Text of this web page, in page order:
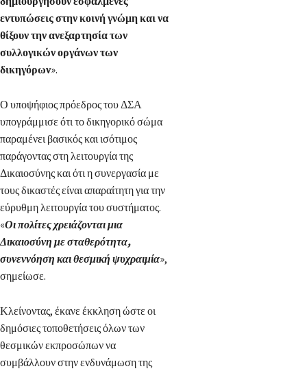
εντυπώσεις στην κοινή γνώμη και να
θίξουν την ανεξαρτησία των
συλλογικών οργάνων των
δικηγόρων».
Ο υποψήφιος πρόεδρος του ΔΣΑ
υπογράμμισε ότι το δικηγορικό σώμα
παραμένει βασικός και ισότιμος
παράγοντας στη λειτουργία της
Δικαιοσύνης και ότι η συνεργασία με
τους δικαστές είναι απαραίτητη για την
εύρυθμη λειτουργία του συστήματος.
«Οι πολίτες χρειάζονται μια
Δικαιοσύνη με σταθερότητα,
συνεννόηση και θεσμική ψυχραιμία»,
σημείωσε.
Κλείνοντας, έκανε έκκληση ώστε οι
δημόσιες τοποθετήσεις όλων των
θεσμικών εκπροσώπων να
συμβάλλουν στην ενδυνάμωση της